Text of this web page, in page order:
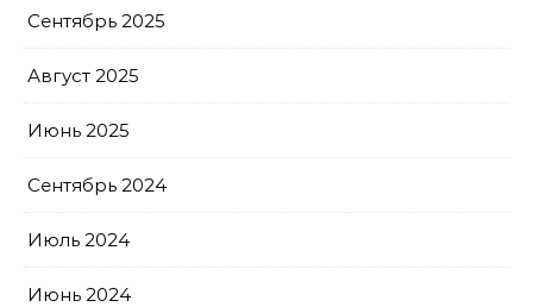
Сентябрь 2025
Август 2025
Июнь 2025
Сентябрь 2024
Июль 2024
Июнь 2024